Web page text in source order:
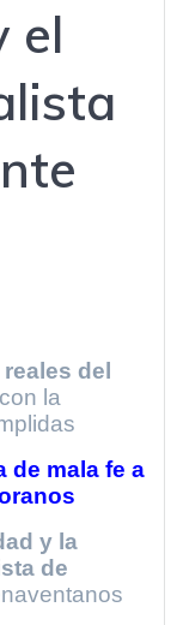
el
del
con la
de mala fe a
y la
de